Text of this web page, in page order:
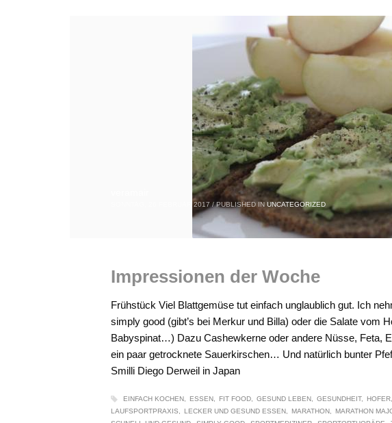
SONNTAG, 26 FEBRUAR 2017 / PUBLISHED IN UNCATEGORIZED
Impressionen der Woche
Frühstück Viel Blattgemüse tut einfach unglaublich gut. Ich
simply good (gibt’s bei Merkur und Billa) oder die Salate vom
Babyspinat…) Dazu Cashewkerne oder andere Nüsse, Feta,
ein paar getrocknete Sauerkirschen… Und natürlich bunter
Smilli Diego Derweil in Japan
EINFACH KOCHEN ESSEN FIT FOOD GESUND LEBEN GESUNDHEIT HOFER
LAUFSPORTPRAXIS
LECKER UND GESUND ESSEN MARATHON MARATHON